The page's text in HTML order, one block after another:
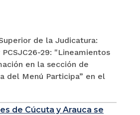
de la Judicatura:
29: "Lineamientos
en la sección de
del Menú Participa” en el
de Cúcuta y Arauca se